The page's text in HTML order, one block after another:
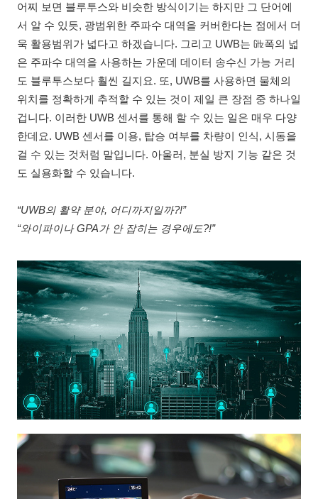
어찌 보면 블루투스와 비슷한 방식이기는 하지만 그 단어에
서 알 수 있듯, 광범위한 주파수 대역을 커버한다는 점에서 더
욱 활용범위가 넓다고 하겠습니다. 그리고 UWB는 ㎓폭의 넓
은 주파수 대역을 사용하는 가운데 데이터 송수신 가능 거리
도 블루투스보다 훨씬 길지요. 또, UWB를 사용하면 물체의
위치를 정확하게 추적할 수 있는 것이 제일 큰 장점 중 하나일
겁니다. 이러한 UWB 센서를 통해 할 수 있는 일은 매우 다양
한데요. UWB 센서를 이용, 탑승 여부를 차량이 인식, 시동을
걸 수 있는 것처럼 말입니다. 아울러, 분실 방지 기능 같은 것
도 실용화할 수 있습니다.
“UWB의 활약 분야, 어디까지일까?!”
“와이파이나 GPA가 안 잡히는 경우에도?!”